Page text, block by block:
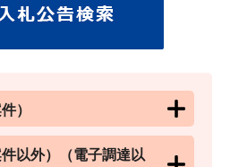
）
以外）（電子調達以